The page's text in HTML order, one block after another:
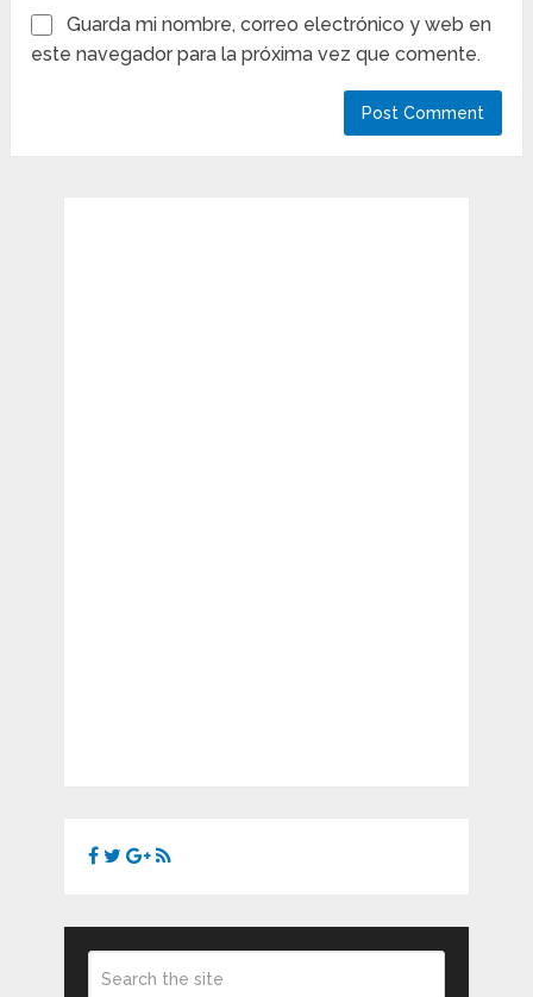
Guarda mi nombre, correo electrónico y web en
este navegador para la próxima vez que comente.